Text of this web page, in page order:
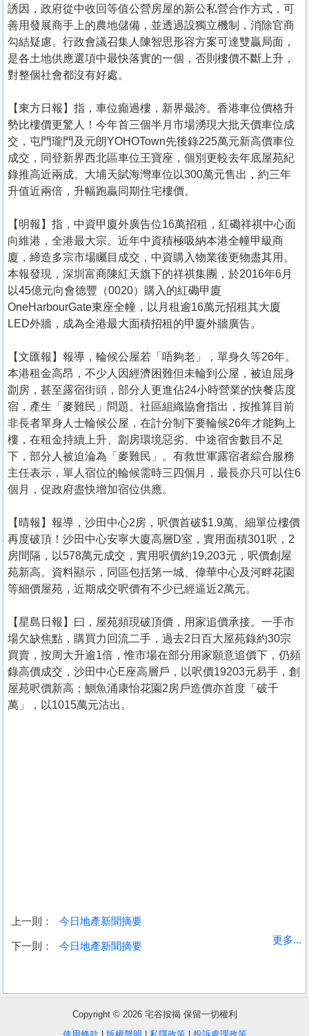
收
盤
誘因，政府從中收回等值公營房屋的新公私營合作方式，可
善用發展商手上的農地儲備，並透過設獨立機制，消除官商
勾結疑慮。行政會議召集人陳智思形容方案可達雙贏局面，
是各土地供應選項中最快落實的一個，否則樓價不斷上升，
對整個社會都沒有好處。
【東方日報】指，車位癲過樓，新界最誇。香港車位價格升
勢比樓價更驚人！今年首三個半月市場湧現大批天價車位成
交，屯門瓏門及元朗YOHOTown先後錄225萬元新高價車位
成交，同登新界西北區車位王寶座，個別更較去年底屋苑紀
錄推高近兩成。大埔天賦海灣車位以300萬元售出，約三年
升值近兩倍，升幅跑贏同期住宅樓價。
【明報】指，中資甲廈外廣告位16萬招租，紅磡祥祺中心面
向維港，全港最大宗。近年中資積極吸納本港全幢甲級商
廈，締造多宗市場矚目成交，中資購入物業後更物盡其用。
本報發現，深圳富商陳紅天旗下的祥祺集團，於2016年6月
以45億元向會德豐（0020）購入的紅磡甲廈
OneHarbourGate東座全幢，以月租逾16萬元招租其大廈
LED外牆，成為全港最大面積招租的甲廈外牆廣告。
【文匯報】報導，輪候公屋若「唔夠老」，單身久等26年。
本港租金高昂，不少人因經濟困難但未輪到公屋，被迫屈身
劏房，甚至露宿街頭，部分人更進佔24小時營業的快餐店度
宿，產生「麥難民」問題。社區組織協會指出，按推算目前
非長者單身人士輪候公屋，在計分制下要輪候26年才能夠上
樓，在租金持續上升、劏房環境惡劣、中途宿舍數目不足
下，部分人被迫淪為「麥難民」。有救世軍露宿者綜合服務
主任表示，單人宿位的輪候需時三四個月，最長亦只可以住6
個月，促政府盡快增加宿位供應。
【晴報】報導，沙田中心2房，呎價首破$1.9萬。細單位樓價
再度破頂！沙田中心安寧大廈高層D室，實用面積301呎，2
房間隔，以578萬元成交，實用呎價約19,203元，呎價創屋
苑新高。資料顯示，同區包括第一城、偉華中心及河畔花園
等細價屋苑，近期成交呎價有不少已經逼近2萬元。
【星島日報】曰，屋苑頻現破頂價，用家追價承接。一手市
場欠缺焦點，購買力回流二手，過去2日百大屋苑錄約30宗
買賣，按周大升逾1倍，惟市場在部分用家願意追價下，仍頻
錄高價成交，沙田中心E座高層戶，以呎價19203元易手，創
屋苑呎價新高；鰂魚涌康怡花園2房戶造價亦首度「破千
萬」，以1015萬元沽出。
上一則： 今日地產新聞摘要
下一則： 今日地產新聞摘要
更多...
Copyright © 2026 宅谷按揭 保留一切權利